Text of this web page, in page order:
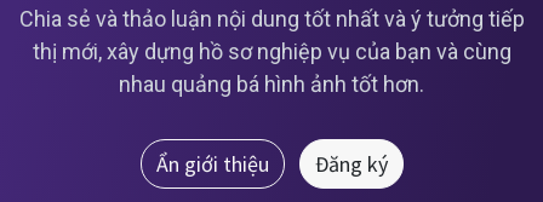
Chia sẻ và thảo luận nội dung tốt nhất và ý tưởng tiếp
thị mới, xây dựng hồ sơ nghiệp vụ của bạn và cùng
nhau quảng bá hình ảnh tốt hơn.
Ẩn giới thiệu Đăng ký